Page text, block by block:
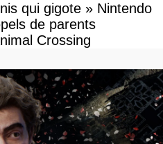
qui gigote » Nintendo
de parents
Crossing